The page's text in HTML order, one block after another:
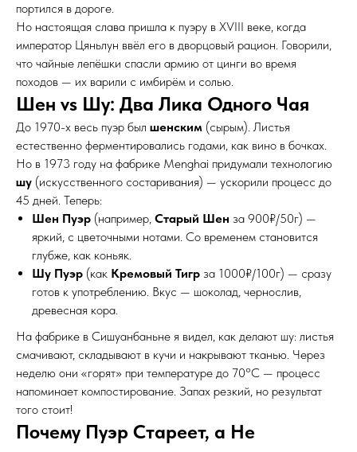
портился в дороге.
Но настоящая слава пришла к пуэру в XVIII веке, когда
император Цяньлун ввёл его в дворцовый рацион. Говорили,
что чайные лепёшки спасли армию от цинги во время
походов — их варили с имбирём и солью.
Шен vs Шу: Два Лика Одного Чая
До 1970-х весь пуэр был шенским (сырым). Листья
естественно ферментировались годами, как вино в бочках.
Но в 1973 году на фабрике Menghai придумали технологию
шу (искусственного состаривания) — ускорили процесс до
45 дней. Теперь:
Шен Пуэр (например, Старый Шен за 900₽/50г) —
яркий, с цветочными нотами. Со временем становится
глубже, как коньяк.
Шу Пуэр (как Кремовый Тигр за 1000₽/100г) — сразу
готов к употреблению. Вкус — шоколад, чернослив,
древесная кора.
На фабрике в Сишуанбаньне я видел, как делают шу: листья
смачивают, складывают в кучи и накрывают тканью. Через
неделю они «горят» при температуре до 70°C — процесс
напоминает компостирование. Запах резкий, но результат
того стоит!
Почему Пуэр Стареет, а Не